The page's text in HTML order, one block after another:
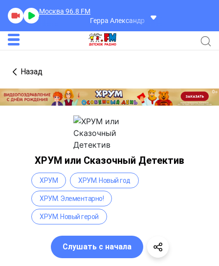
Москва 96.8 FM
Герра Александр
Разговоры
Назад
ХРУМ или Сказочный Детектив
ХРУМ ХРУМ. Новый год
ХРУМ. Элементарно!
ХРУМ. Новый герой
Слушать с начала